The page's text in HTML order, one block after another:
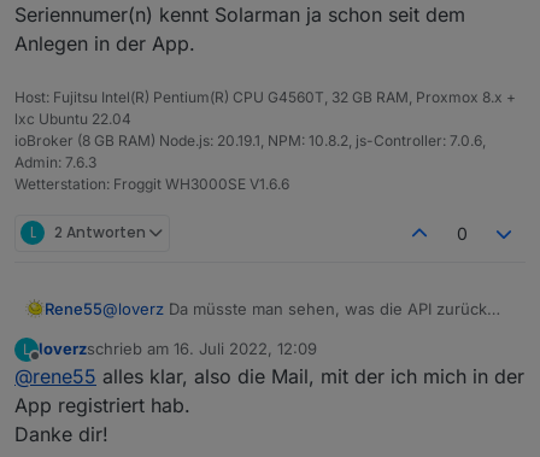
Seriennumer(n) kennt Solarman ja schon seit dem
Anlegen in der App.
Host: Fujitsu Intel(R) Pentium(R) CPU G4560T, 32 GB RAM, Proxmox 8.x +
lxc Ubuntu 22.04
ioBroker (8 GB RAM) Node.js: 20.19.1, NPM: 10.8.2, js-Controller: 7.0.6,
Admin: 7.6.3
Wetterstation: Froggit WH3000SE V1.6.6
L 2 Antworten 0
Rene55@loverz Da müsste man sehen, was die API zurück
Solarman die intern behandelt. Nötigenfalls muss ich
da noch mal anpassen.
Für die Secrets braucht der Support nur deine eMail.
Die Seriennumer(n) kennt Solarman ja schon seit dem
Anlegen in der App.
L
Offline
loverzschrieb am 16. Juli 2022, 12:09
zuletzt editiert von
@rene55 alles klar, also die Mail, mit der ich mich in der
App registriert hab.
Danke dir!